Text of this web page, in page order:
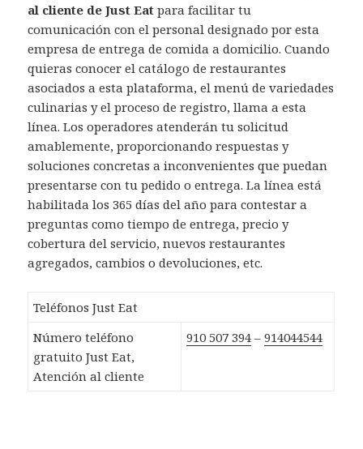
al cliente de Just Eatpara facilitar tu
comunicación con el personal designado por esta
empresa de entrega de comida a domicilio. Cuando
quieras conocer el catálogo de restaurantes
asociados a esta plataforma, el menú de variedades
culinarias y el proceso de registro, llama a esta
línea. Los operadores atenderán tu solicitud
amablemente, proporcionando respuestas y
soluciones concretas a inconvenientes que puedan
presentarse con tu pedido o entrega. La línea está
habilitada los 365 días del año para contestar a
preguntas como tiempo de entrega, precio y
cobertura del servicio, nuevos restaurantes
agregados, cambios o devoluciones, etc.
Teléfonos Just Eat
Número teléfono
gratuito Just Eat,
Atención al cliente
910 507 394 –914044544